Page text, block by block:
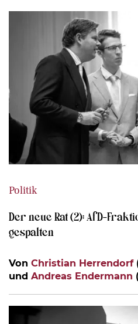
Politik
Der neue Rat (2): AfD-
gespalten
Von Christian Herrendorf
und Andreas Endermann